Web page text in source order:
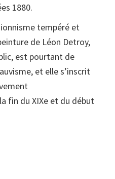
1880.
tempéré et
de Léon Detroy,
est pourtant de
et elle s’inscrit
fin du XIXe et du début